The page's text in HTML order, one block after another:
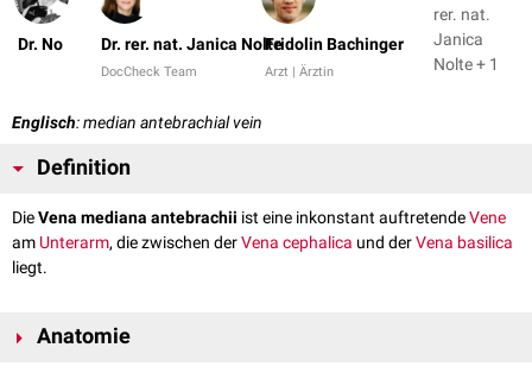
Dr. No Dr. rer. nat. Janica Nolte
DocCheck Team
Fridolin Bachinger
Arzt | Ärztin
rer. nat.
Janica
Nolte + 1
Englisch: median antebrachial vein
Definition
DieVena mediana antebrachii ist eine inkonstant auftretendeVene
am Unterarm, die zwischen derVena cephalica und derVena basilica
liegt.
Anatomie